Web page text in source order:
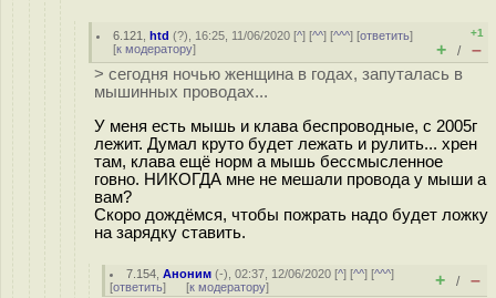
6.121 ,htd (?), 16:25, 11/06/2020 [^] [^^] [^^^] [ответить]
[к модератору]
+1
+ / –
> сегодня ночью женщина в годах, запуталась в
мышинных проводах...
У меня есть мышь и клава беспроводные, с 2005г
лежит. Думал круто будет лежать и рулить... хрен
там, клава ещё норм а мышь бессмысленное
говно. НИКОГДА мне не мешали провода у мыши а
вам?
Скоро дождёмся, чтобы пожрать надо будет ложку
на зарядку ставить.
7.154 ,Аноним (-), 02:37, 12/06/2020 [^] [^^] [^^^]
[ответить] [к модератору] + / –